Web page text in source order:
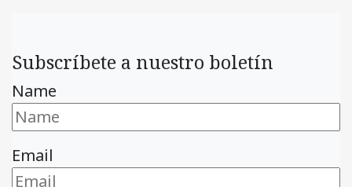
Subscríbete a nuestro boletín
Name
Email